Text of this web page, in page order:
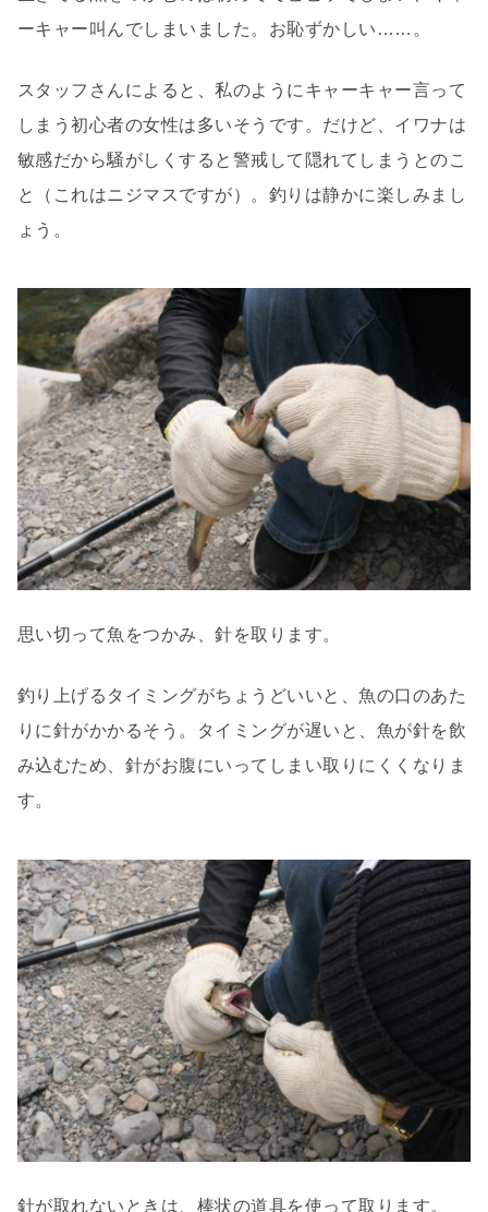
ーキャー叫んでしまいました。お恥ずかしい……。
スタッフさんによると、私のようにキャーキャー言って
しまう初心者の女性は多いそうです。だけど、イワナは
敏感だから騒がしくすると警戒して隠れてしまうとのこ
と（これはニジマスですが）。釣りは静かに楽しみまし
ょう。
思い切って魚をつかみ、針を取ります。
釣り上げるタイミングがちょうどいいと、魚の口のあた
りに針がかかるそう。タイミングが遅いと、魚が針を飲
み込むため、針がお腹にいってしまい取りにくくなりま
す。
針が取れないときは、棒状の道具を使って取ります。